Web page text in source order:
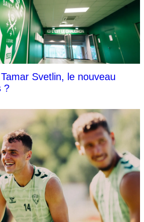
Svetlin, le nouveau
?